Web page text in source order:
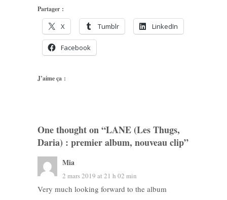
Partager :
X Tumblr LinkedIn
Facebook
J’aime ça :
One thought on “LANE (Les Thugs,
Daria) : premier album, nouveau clip”
Mia
2 mars 2019 at 21 h 02 min
Very much looking forward to the album